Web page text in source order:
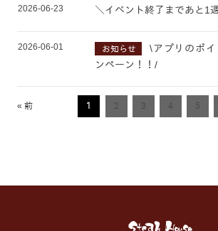
2026-06-23 ＼イベント終了まであと1
2026-06-01 お知らせ
\アプリのポ
ンペーン！！/
« 前 1 2 3 4 5